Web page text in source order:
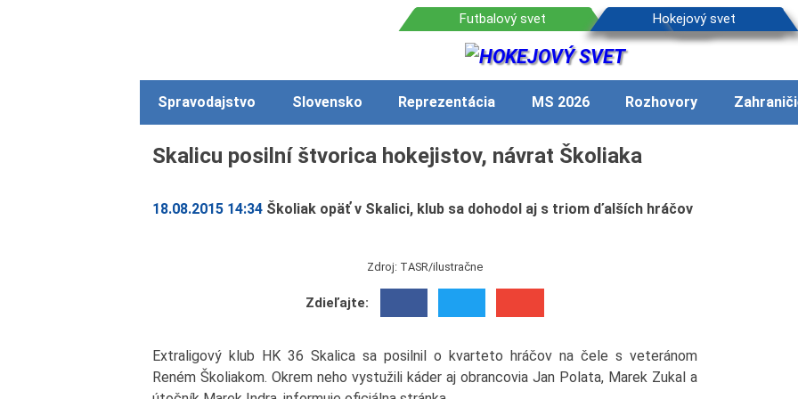
Spravodajstvo Slovensko Reprezentácia MS 2026 Rozhovory
Skalicu posilní štvorica hokejistov, návrat Školiaka
18.08.2015 14:34 Školiak opäť v Skalici, klub sa dohodol aj s triom ďalších hráčov
Zdroj: TASR/ilustračne
Zdieľajte:
Extraligový klub HK 36 Skalica sa posilnil o kvarteto hráčov na čele s veteránom
Reném Školiakom. Okrem neho vystužili káder aj obrancovia Jan Polata, Marek Zukal a